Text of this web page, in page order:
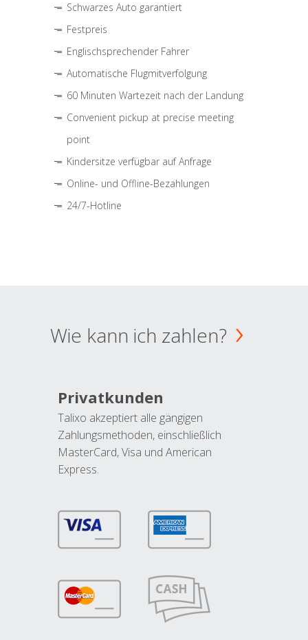
Schwarzes Auto garantiert
Festpreis
Englischsprechender Fahrer
Automatische Flugmitverfolgung
60 Minuten Wartezeit nach der Landung
Convenient pickup at precise meeting
point
Kindersitze verfügbar auf Anfrage
Online- und Offline-Bezahlungen
24/7-Hotline
Wie kann ich zahlen?
Privatkunden
Talixo akzeptiert alle gängigen
Zahlungsmethoden, einschließlich
MasterCard, Visa und American
Express.